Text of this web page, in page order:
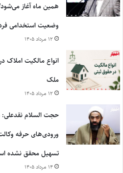
همین ماه آغاز
وضعیت استخدامی
۱۲ مرداد ۱۴۰۵
ملک
۱۲ مرداد ۱۴۰۵
حجت السلام
ورودی‌های حرفه
تسهیل محقق نشده
۱۴ مرداد ۱۴۰۵